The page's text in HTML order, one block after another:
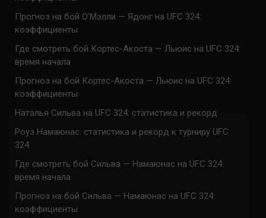
Прогноз на бой О’Мэлли — Ядонг на UFC 324:
коэффициенты
Где смотреть бой Кортес-Акоста — Льюис на UFC 324:
время начала
Прогноз на бой Кортес-Акоста — Льюис на UFC 324:
коэффициенты
Наталья Сильва на UFC 324: статистика и рекорд
Роуз Намаюнас: статистика и рекорд к турниру UFC
324
Где смотреть бой Сильва — Намаюнас на UFC 324:
время начала
Прогноз на бой Сильва — Намаюнас на UFC 324:
коэффициенты